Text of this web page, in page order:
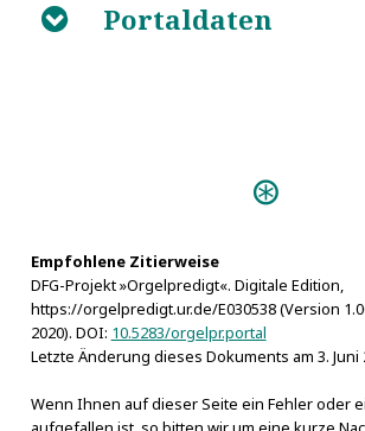
B Portaldaten
Christliche Orgel-
Personen:
Peter I. von Russland
Schmidt, Paul
Wolff, Christian
Empfohlene Zitierweise
DFG-Projekt »Orgelpredigt«. Digitale Edition,
https://orgelpredigt.ur.de/E030538 (Version
2020). DOI: 10.5283/orgelpr.portal
Letzte Änderung dieses Dokuments am 3. Juni
Wenn Ihnen auf dieser Seite ein Fehler oder